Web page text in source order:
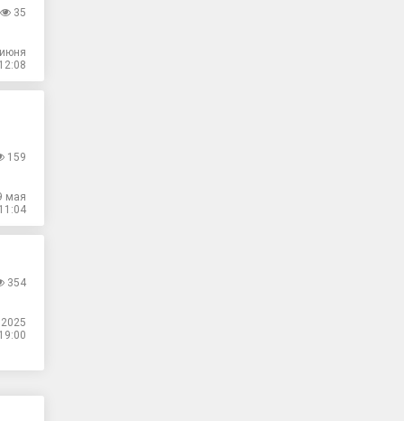
35
159
мая
354